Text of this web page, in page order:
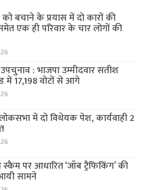
को बचाने के प्रयास में दो कारों की
एक ही परिवार के चार लोगों की
: भाजपा उम्मीदवार सतीश
में 17,198 वोटों से आगे
में दो विधेयक पेश, कार्यवाही 2
पर आधारित ‘जॉब ट्रैफिकिंग’ की
सामने